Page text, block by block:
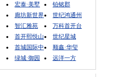
宏泰·美墅
铂铭郡
廊坊新世界
世纪鸿通州
智汇雅苑
万科首开台
首开熙悦山
世纪星城
首城国际中
顺鑫·华玺
绿城·御园
远洋一方